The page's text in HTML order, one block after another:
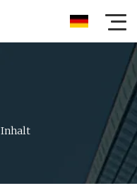
Inhalt